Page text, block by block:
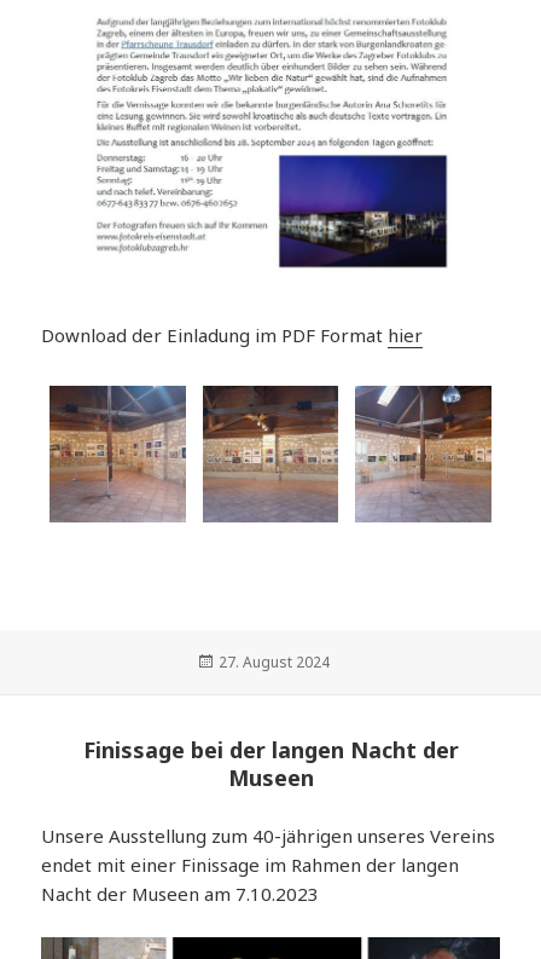
Download der Einladung im PDF Format hier
Veröffentlicht
27. August 2024
Finissage bei der langen Nacht der
Museen
Unsere Ausstellung zum 40-jährigen unseres Vereins
endet mit einer Finissage im Rahmen der langen
Nacht der Museen am 7.10.2023